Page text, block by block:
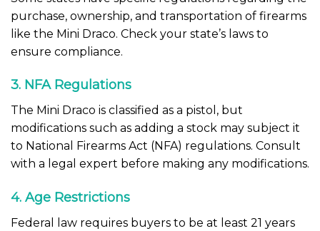
purchase, ownership, and transportation of firearms
like the Mini Draco. Check your state’s laws to
ensure compliance.
3. NFA Regulations
The Mini Draco is classified as a pistol, but
modifications such as adding a stock may subject it
to National Firearms Act (NFA) regulations. Consult
with a legal expert before making any modifications.
4. Age Restrictions
Federal law requires buyers to be at least 21 years